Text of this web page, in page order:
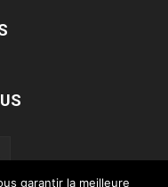
garantir la meilleure